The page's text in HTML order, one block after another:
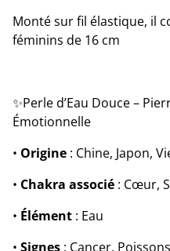
Monté sur fil élastique, il
féminins de 16 cm
✨Perle d’Eau Douce –
Émotionnelle
• Origine : Chine, Japon,
• Chakra associé : Cœur,
• Élément : Eau
• Signes : Cancer,